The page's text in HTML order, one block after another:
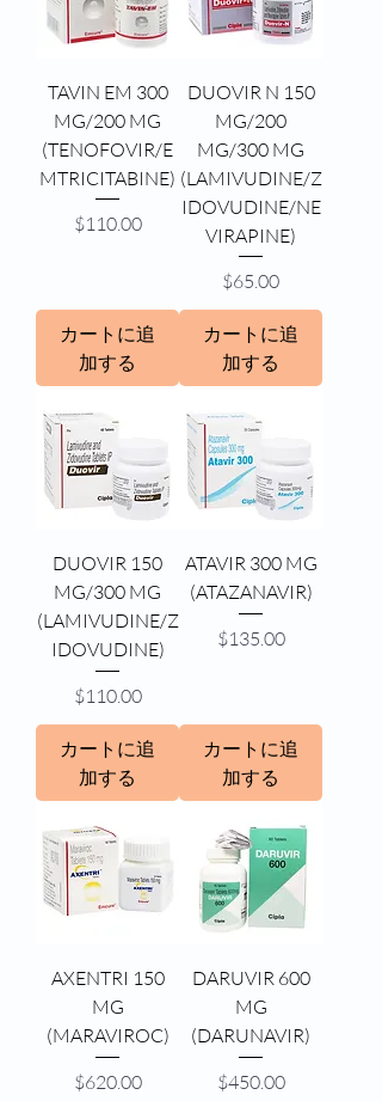
TAVIN EM 300
MG/200 MG
(TENOFOVIR/E
MTRICITABINE)
価格
$110.00
カートに追
加する
DUOVIR N 150
MG/200
MG/300 MG
(LAMIVUDINE/Z
IDOVUDINE/NE
VIRAPINE)
価格
$65.00
カートに追
加する
DUOVIR 150
MG/300 MG
(LAMIVUDINE/Z
IDOVUDINE)
価格
$110.00
カートに追
加する
ATAVIR 300 MG
(ATAZANAVIR)
価格
$135.00
カートに追
加する
AXENTRI 150
MG
(MARAVIROC)
価格
$620.00
DARUVIR 600
MG
(DARUNAVIR)
価格
$450.00